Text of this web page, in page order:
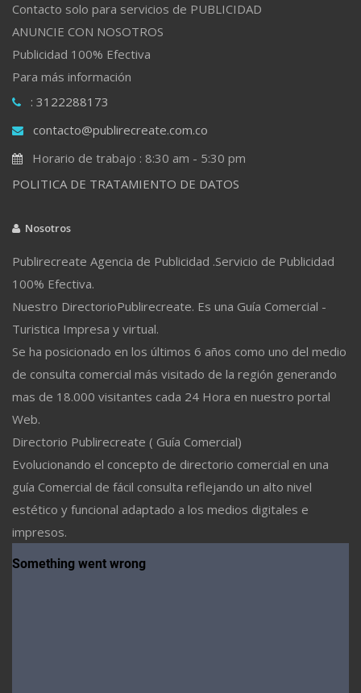
Contacto solo para servicios de PUBLICIDAD
ANUNCIE CON NOSOTROS
Publicidad 100% Efectiva
Para más información
: 3122288173
contacto@publirecreate.com.co
Horario de trabajo : 8:30 am - 5:30 pm
POLITICA DE TRATAMIENTO DE DATOS
Nosotros
Publirecreate Agencia de Publicidad .Servicio de Publicidad
100% Efectiva.
Nuestro DirectorioPublirecreate. Es una Guía Comercial -
Turistica Impresa y virtual.
Se ha posicionado en los últimos 6 años como uno del medio
de consulta comercial más visitado de la región generando
mas de 18.000 visitantes cada 24 Hora en nuestro portal
Web.
Directorio Publirecreate ( Guía Comercial)
Evolucionando el concepto de directorio comercial en una
guía Comercial de fácil consulta reflejando un alto nivel
estético y funcional adaptado a los medios digitales e
impresos.